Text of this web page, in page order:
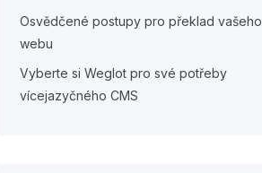
Osvědčené postupy pro překlad vašeho
webu
Vyberte si Weglot pro své potřeby
vícejazyčného CMS